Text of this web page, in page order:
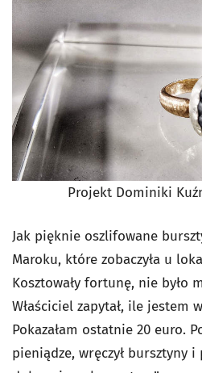
Projekt Dominiki
Jak pięknie oszlifowane
Maroku, które zobaczyła u
Kosztowały fortunę, nie było
Właściciel zapytał, ile jestem
Pokazałam ostatnie 20 euro.
pieniądze, wręczył bursztyny i